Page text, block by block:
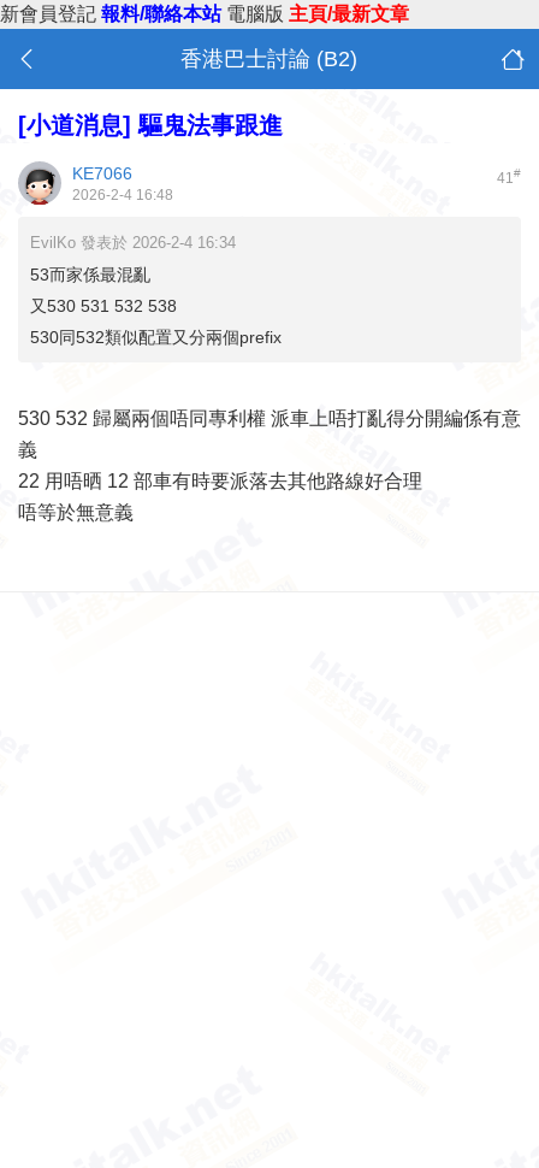
新會員登記 報料/聯絡本站 電腦版 主頁/最新文章
香港巴士討論 (B2)
[小道消息] 驅鬼法事跟進
41#
KE7066
2026-2-4 16:48
EvilKo 發表於 2026-2-4 16:34
53而家係最混亂
又530 531 532 538
530同532類似配置又分兩個prefix
530 532 歸屬兩個唔同專利權 派車上唔打亂得分開編係有意
義
22 用唔晒 12 部車有時要派落去其他路線好合理
唔等於無意義